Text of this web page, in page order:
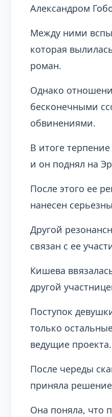
Александром
Между ними
которая
роман.
Однако
бесконечными
обвинениями.
В итоге
и он поднял на
После этого ее
нанесен
Другой
связан с ее
Кишева
другой
Поступок
только
ведущие проекта.
После череды
приняла
Она поняла, что